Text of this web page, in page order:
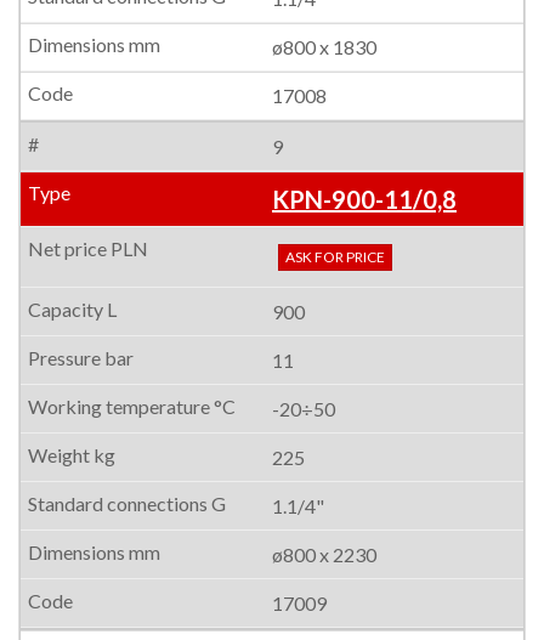
ø800 x 1830
17008
9
KPN-900-11/0,8
ASK FOR PRICE
900
11
-20÷50
225
1.1/4"
ø800 x 2230
17009